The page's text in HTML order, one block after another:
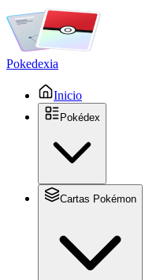
Pokedexia
Inicio
Pokédex
Cartas Pokémon